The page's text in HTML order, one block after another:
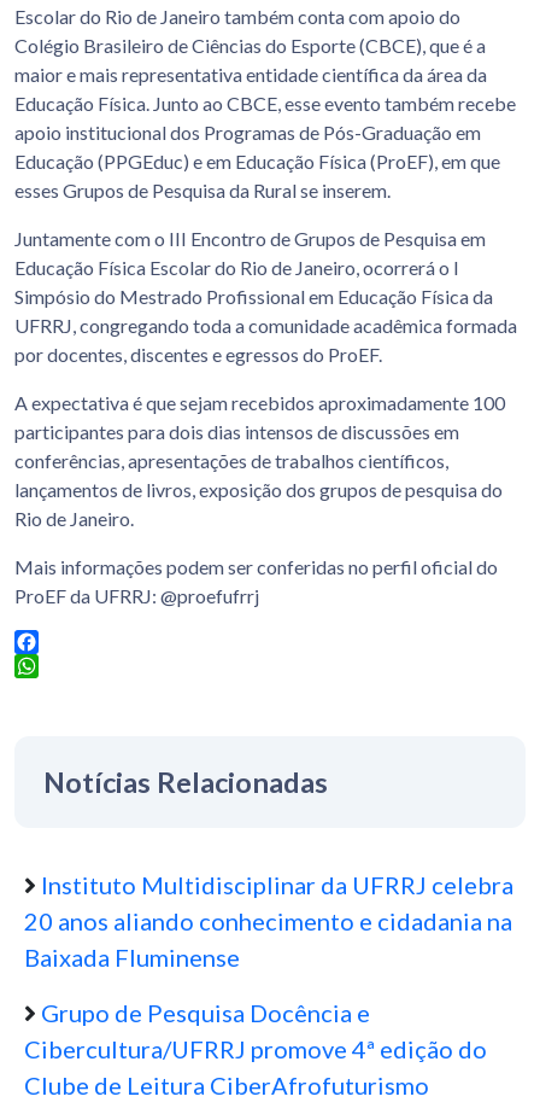
Escolar do Rio de Janeiro também conta com apoio do
Colégio Brasileiro de Ciências do Esporte (CBCE), que é a
maior e mais representativa entidade científica da área da
Educação Física. Junto ao CBCE, esse evento também recebe
apoio institucional dos Programas de Pós-Graduação em
Educação (PPGEduc) e em Educação Física (ProEF), em que
esses Grupos de Pesquisa da Rural se inserem.
Juntamente com o III Encontro de Grupos de Pesquisa em
Educação Física Escolar do Rio de Janeiro, ocorrerá o I
Simpósio do Mestrado Profissional em Educação Física da
UFRRJ, congregando toda a comunidade acadêmica formada
por docentes, discentes e egressos do ProEF.
A expectativa é que sejam recebidos aproximadamente 100
participantes para dois dias intensos de discussões em
conferências, apresentações de trabalhos científicos,
lançamentos de livros, exposição dos grupos de pesquisa do
Rio de Janeiro.
Mais informações podem ser conferidas no perfil oficial do
ProEF da UFRRJ: @proefufrrj
Facebook
Notícias Relacionadas
Instituto Multidisciplinar da UFRRJ celebra
20 anos aliando conhecimento e cidadania na
Baixada Fluminense
Grupo de Pesquisa Docência e
Cibercultura/UFRRJ promove 4ª edição do
Clube de Leitura CiberAfrofuturismo